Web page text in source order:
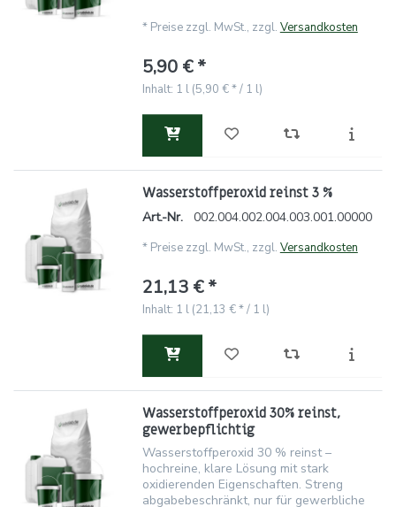
* Preise zzgl. MwSt., zzgl. Versandkosten
5,90 € *
Inhalt: 1 l (5,90 € * / 1 l)
Wasserstoffperoxid reinst 3 %
Art.-Nr. 002.004.002.004.003.001.00000
* Preise zzgl. MwSt., zzgl. Versandkosten
21,13 € *
Inhalt: 1 l (21,13 € * / 1 l)
Wasserstoffperoxid 30% reinst,
gewerbepflichtig
Wasserstoffperoxid 30 % reinst –
hochreine, klare Lösung mit stark
oxidierenden Eigenschaften. Streng
abgabebeschränkt, nur für gewerbliche